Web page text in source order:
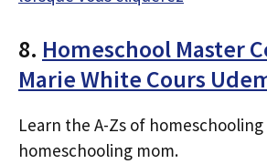
8. Homeschool Master
Marie White Cours
Learn the A-Zs of
homeschooling mom.